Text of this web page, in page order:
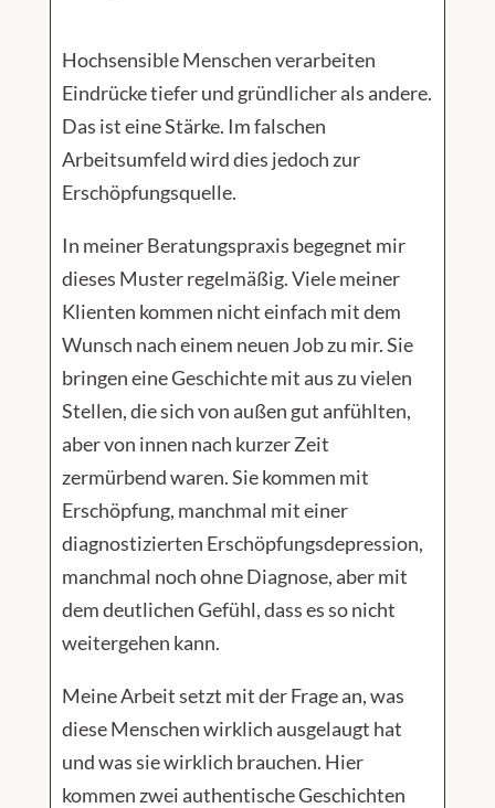
Hochsensible Menschen verarbeiten
Eindrücke tiefer und gründlicher als andere.
Das ist eine Stärke. Im falschen
Arbeitsumfeld wird dies jedoch zur
Erschöpfungsquelle.
In meiner Beratungspraxis begegnet mir
dieses Muster regelmäßig. Viele meiner
Klienten kommen nicht einfach mit dem
Wunsch nach einem neuen Job zu mir. Sie
bringen eine Geschichte mit aus zu vielen
Stellen, die sich von außen gut anfühlten,
aber von innen nach kurzer Zeit
zermürbend waren. Sie kommen mit
Erschöpfung, manchmal mit einer
diagnostizierten Erschöpfungsdepression,
manchmal noch ohne Diagnose, aber mit
dem deutlichen Gefühl, dass es so nicht
weitergehen kann.
Meine Arbeit setzt mit der Frage an, was
diese Menschen wirklich ausgelaugt hat
und was sie wirklich brauchen. Hier
kommen zwei authentische Geschichten